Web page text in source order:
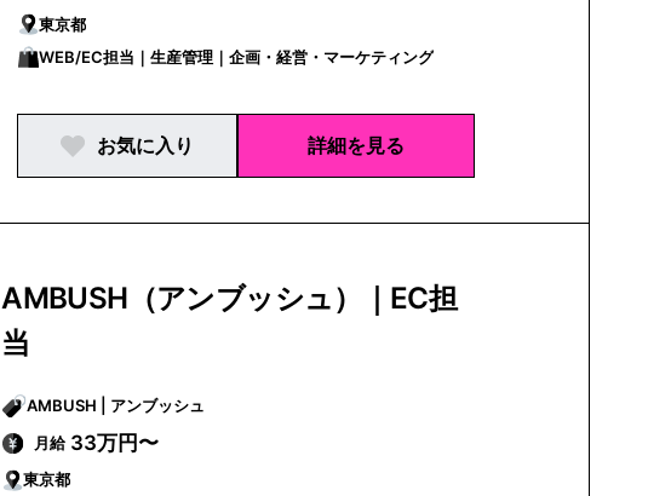
東京都
WEB/EC担当｜生産管理｜企画・経営・マーケティング
お気に入り 詳細を見る
AMBUSH（アンブッシュ）｜EC担
当
AMBUSH | アンブッシュ
月給 33万円〜
東京都